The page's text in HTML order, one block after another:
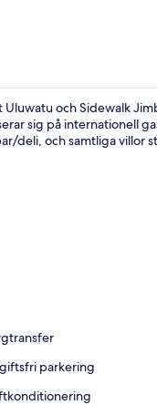
och Sidewalk
sig på internationell
deli, och samtliga villor
parkering